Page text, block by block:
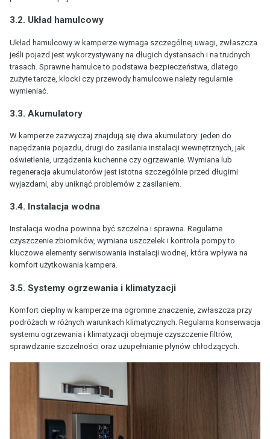
3.2. Układ hamulcowy
Układ hamulcowy w kamperze wymaga szczególnej uwagi, zwłaszcza
jeśli pojazd jest wykorzystywany na długich dystansach i na trudnych
trasach. Sprawne hamulce to podstawa bezpieczeństwa, dlatego
zużyte tarcze, klocki czy przewody hamulcowe należy regularnie
wymieniać.
3.3. Akumulatory
W kamperze zazwyczaj znajdują się dwa akumulatory: jeden do
napędzania pojazdu, drugi do zasilania instalacji wewnętrznych, jak
oświetlenie, urządzenia kuchenne czy ogrzewanie. Wymiana lub
regeneracja akumulatorów jest istotna szczególnie przed długimi
wyjazdami, aby uniknąć problemów z zasilaniem.
3.4. Instalacja wodna
Instalacja wodna powinna być szczelna i sprawna. Regularne
czyszczenie zbiorników, wymiana uszczelek i kontrola pompy to
kluczowe elementy serwisowania instalacji wodnej, która wpływa na
komfort użytkowania kampera.
3.5. Systemy ogrzewania i klimatyzacji
Komfort cieplny w kamperze ma ogromne znaczenie, zwłaszcza przy
podróżach w różnych warunkach klimatycznych. Regularna konserwacja
systemu ogrzewania i klimatyzacji obejmuje czyszczenie filtrów,
sprawdzanie szczelności oraz uzupełnianie płynów chłodzących.